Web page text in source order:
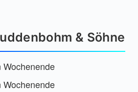
& Söhne
Wochenende
Wochenende